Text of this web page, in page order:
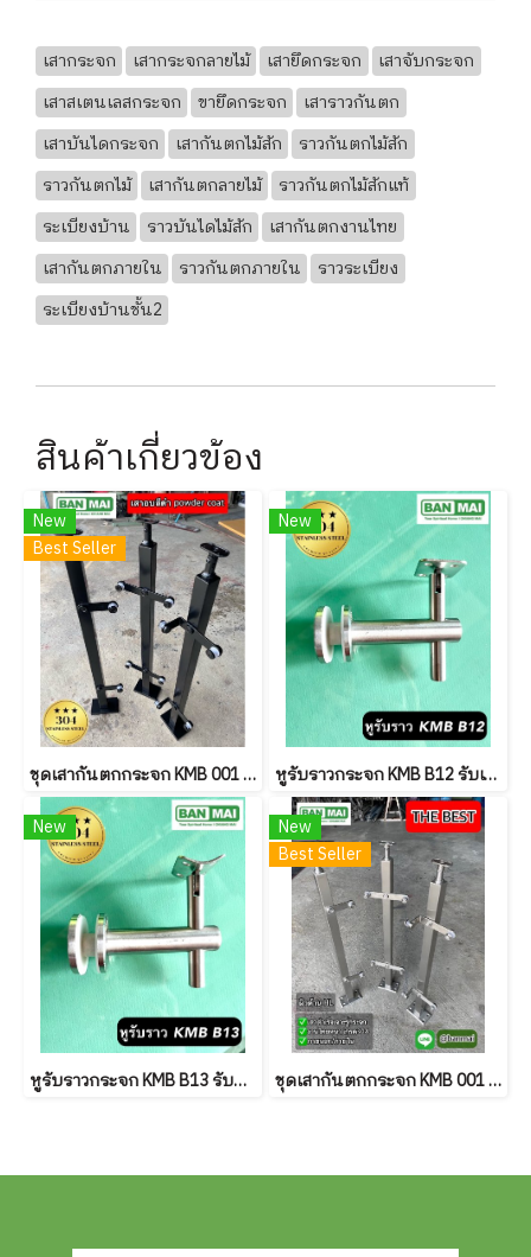
เสากระจก เสากระจกลายไม้ เสายึดกระจก
เสาจับกระจก
เสาสเตนเลสกระจก
ขายึดกระจก
เสาราวกันตก
เสาบันไดกระจก
เสากันตกไม้สัก
ราวกันตกไม้สัก
ราวกันตกไม้
เสากันตกลายไม้
ราวกันตกไม้สักแท้
ระเบียงบ้าน
ราวบันไดไม้สัก
เสากันตกงานไทย
เสากันตกภายใน
ราวกันตกภายใน
ราวระเบียง
ระเบียงบ้านชั้น2
สินค้าเกี่ยวข้อง
New
Best Seller
ชุดเสากันตกกระจก KMB 001 สีดำ Powder coat
New
หูรับราวกระจก KMB B12 รับเหลี่ยม
New
หูรับราวกระจก KMB B13 รับกลม
New
Best Seller
ชุดเสากันตกกระจก KMB 001 ผิวด้าน